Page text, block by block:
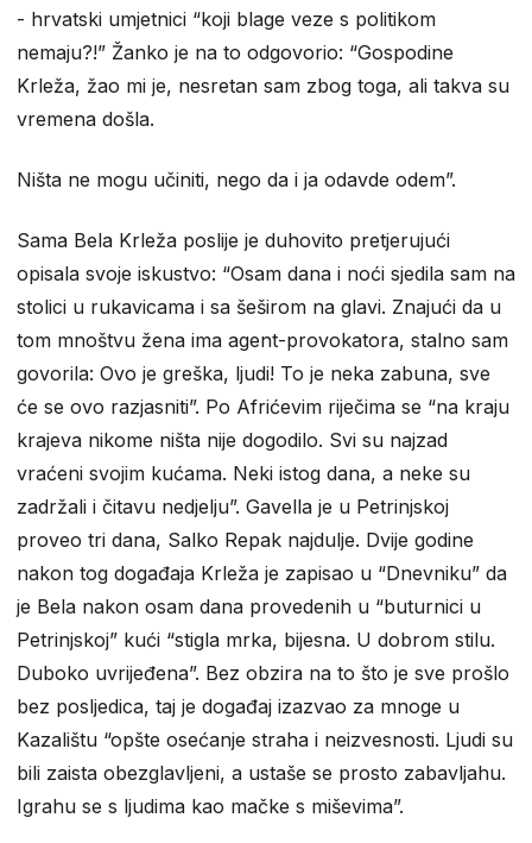
- hrvatski umjetnici “koji blage veze s politikom
nemaju?!” Žanko je na to odgovorio: “Gospodine
Krleža, žao mi je, nesretan sam zbog toga, ali takva su
vremena došla.
Ništa ne mogu učiniti, nego da i ja odavde odem”.
Sama Bela Krleža poslije je duhovito pretjerujući
opisala svoje iskustvo: “Osam dana i noći sjedila sam na
stolici u rukavicama i sa šeširom na glavi. Znajući da u
tom mnoštvu žena ima agent-provokatora, stalno sam
govorila: Ovo je greška, ljudi! To je neka zabuna, sve
će se ovo razjasniti”. Po Afrićevim riječima se “na kraju
krajeva nikome ništa nije dogodilo. Svi su najzad
vraćeni svojim kućama. Neki istog dana, a neke su
zadržali i čitavu nedjelju”. Gavella je u Petrinjskoj
proveo tri dana, Salko Repak najdulje. Dvije godine
nakon tog događaja Krleža je zapisao u “Dnevniku” da
je Bela nakon osam dana provedenih u “buturnici u
Petrinjskoj” kući “stigla mrka, bijesna. U dobrom stilu.
Duboko uvrijeđena”. Bez obzira na to što je sve prošlo
bez posljedica, taj je događaj izazvao za mnoge u
Kazalištu “opšte osećanje straha i neizvesnosti. Ljudi su
bili zaista obezglavljeni, a ustaše se prosto zabavljahu.
Igrahu se s ljudima kao mačke s miševima”.